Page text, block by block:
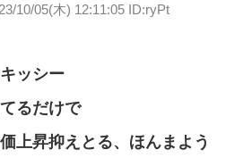
23/10/05(木) 12:11:05 ID:ryPt
ッシー
るだけで
上昇抑えとる、ほんまよう